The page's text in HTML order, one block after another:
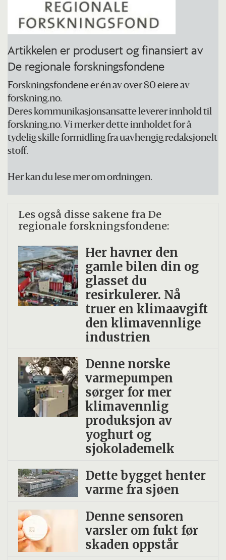
Artikkelen er produsert og finansiert av
De regionale forskningsfondene
Forskningsfondene er én av over 80 eiere av
forskning.no.
Deres kommunikasjonsansatte leverer innhold til
forskning.no. Vi merker dette innholdet for å
tydelig skille formidling fra uavhengig redaksjonelt
stoff.
Her kan du lese mer om ordningen.
Les også disse sakene fra De
regionale forskningsfondene:
Her havner den
gamle bilen din og
glasset du
resirkulerer. Nå
truer en klimaavgift
den klimavennlige
industrien
Denne norske
varmepumpen
sørger for mer
klimavennlig
produksjon av
yoghurt og
sjokolademelk
Dette bygget henter
varme fra sjøen
Denne sensoren
varsler om fukt før
skaden oppstår